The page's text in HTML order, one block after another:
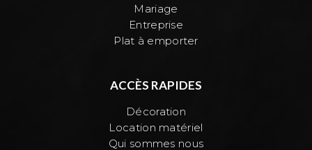
Mariage
Entreprise
Plat à emporter
ACCÈS RAPIDES
Décoration
Location matériel
Qui sommes nous